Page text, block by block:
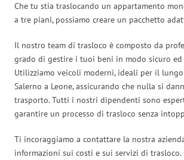
Che tu stia traslocando un appartamento
a tre piani, possiamo creare un pacchetto
Il nostro team di trasloco è composto da
grado di gestire i tuoi beni in modo sicuro ed
Utilizziamo veicoli moderni, ideali per il
Salerno a Leone, assicurando che nulla si
trasporto. Tutti i nostri dipendenti sono
garantire un processo di trasloco senza
Ti incoraggiamo a contattare la nostra
informazioni sui costi e sui servizi di trasloco.